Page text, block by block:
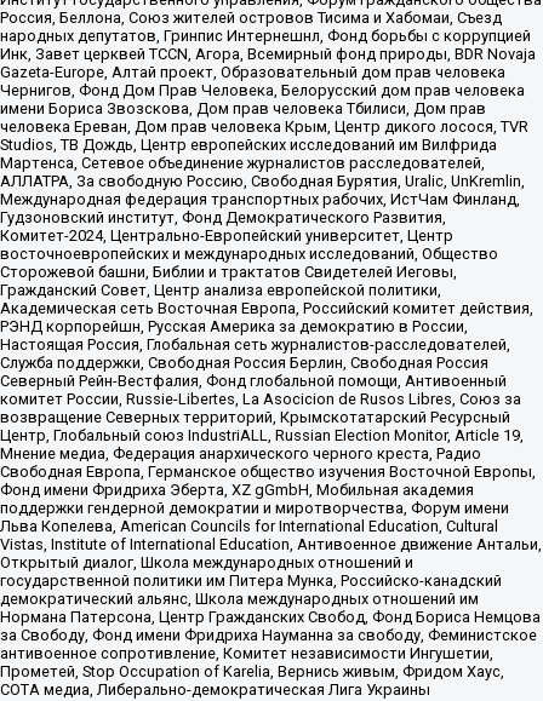
Россия, Беллона, Союз жителей островов Тисима и Хабомаи, Съезд
народных депутатов, Гринпис Интернешнл, Фонд борьбы с коррупцией
Инк, Завет церквей TCCN, Агора, Всемирный фонд природы, BDR Novaja
Gazeta-Europe, Алтай проект, Образовательный дом прав человека
Чернигов, Фонд Дом Прав Человека, Белорусский дом прав человека
имени Бориса Звозскова, Дом прав человека Тбилиси, Дом прав
человека Ереван, Дом прав человека Крым, Центр дикого лосося, TVR
Studios, ТВ Дождь, Центр европейских исследований им Вилфрида
Мартенса, Сетевое объединение журналистов расследователей,
АЛЛАТРА, За свободную Россию, Свободная Бурятия, Uralic, UnKremlin,
Международная федерация транспортных рабочих, ИстЧам Финланд,
Гудзоновский институт, Фонд Демократического Развития,
Комитет-2024, Центрально-Европейский университет, Центр
восточноевропейских и международных исследований, Общество
Сторожевой башни, Библии и трактатов Свидетелей Иеговы,
Гражданский Совет, Центр анализа европейской политики,
Академическая сеть Восточная Европа, Российский комитет действия,
РЭНД корпорейшн, Русская Америка за демократию в России,
Настоящая Россия, Глобальная сеть журналистов-расследователей,
Служба поддержки, Свободная Россия Берлин, Свободная Россия
Северный Рейн-Вестфалия, Фонд глобальной помощи, Антивоенный
комитет России, Russie-Libertes, La Asocicion de Rusos Libres, Союз за
возвращение Северных территорий, Крымскотатарский Ресурсный
Центр, Глобальный союз IndustriALL, Russian Election Monitor, Article 19,
Мнение медиа, Федерация анархического черного креста, Радио
Свободная Европа, Германское общество изучения Восточной Европы,
Фонд имени Фридриха Эберта, XZ gGmbH, Мобильная академия
поддержки гендерной демократии и миротворчества, Форум имени
Льва Копелева, American Councils for International Education, Cultural
Vistas, Institute of International Education, Антивоенное движение Антальи,
Открытый диалог, Школа международных отношений и
государственной политики им Питера Мунка, Российско-канадский
демократический альянс, Школа международных отношений им
Нормана Патерсона, Центр Гражданских Свобод, Фонд Бориса Немцова
за Свободу, Фонд имени Фридриха Науманна за свободу, Феминистское
антивоенное сопротивление, Комитет независимости Ингушетии,
Прометей, Stop Occupation of Karelia, Вернись живым, Фридом Хаус,
СОТА медиа, Либерально-демократическая Лига Украины